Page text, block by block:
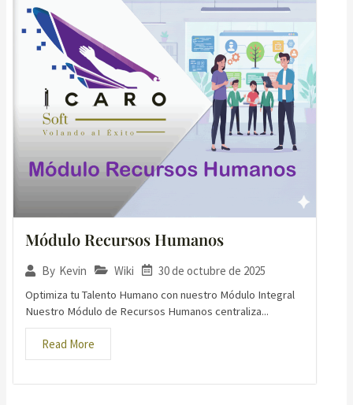
Módulo Recursos Humanos
By Kevin Wiki 30 de octubre de 2025
Optimiza tu Talento Humano con nuestro Módulo Integral
Nuestro Módulo de Recursos Humanos centraliza...
Read More